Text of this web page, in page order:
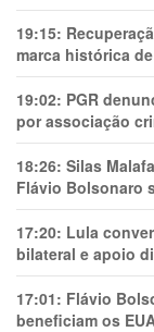
19:15:
marca histórica
19:02: PGR
por associação
18:26: Silas
Flávio Bolsonaro
17:20: Lula
bilateral e apoio
17:01: Flávio
beneficiam os